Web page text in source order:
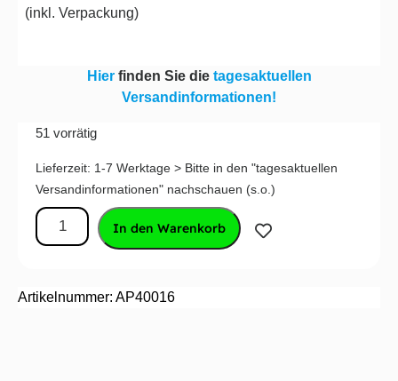
(inkl. Verpackung)
Hier finden Sie die tagesaktuellen
Versandinformationen!
51 vorrätig
Lieferzeit: 1-7 Werktage > Bitte in den "tagesaktuellen
Versandinformationen" nachschauen (s.o.)
In den Warenkorb
Artikelnummer: AP40016